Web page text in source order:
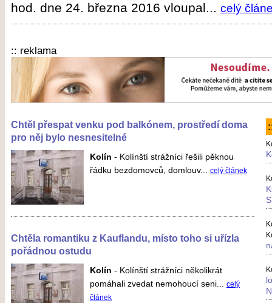
hod. dne 24. března 2016 vloupal... celý
:: reklama
Chtěl přespat venku pod balkónem, prostředí doma
pro něj bylo nesnesitelné
Kolín - Kolínští strážníci řešili pěknou
řádku bezdomovců, domlouv... celý článek
Chtěla romantiku z Kauflandu, místo toho si uřízla
pořádnou ostudu
Kolín - Kolínští strážníci několikrát
pomáhali zvedat nemohoucí seni... celý
článek